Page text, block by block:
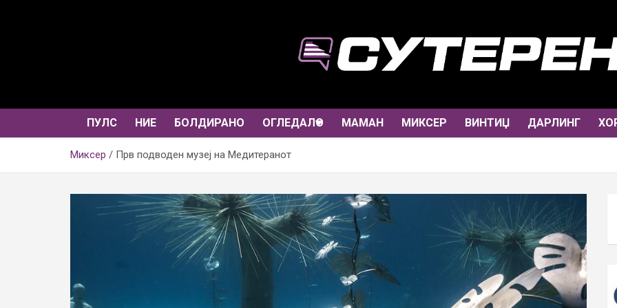
ПУЛС НИЕ БОЛДИРАНО ОГЛЕДАЛО МАМАН МИКСЕР ВИНТИЏ ДАРЛИНГ
Миксер Прв подводен музеј на Медитеранот